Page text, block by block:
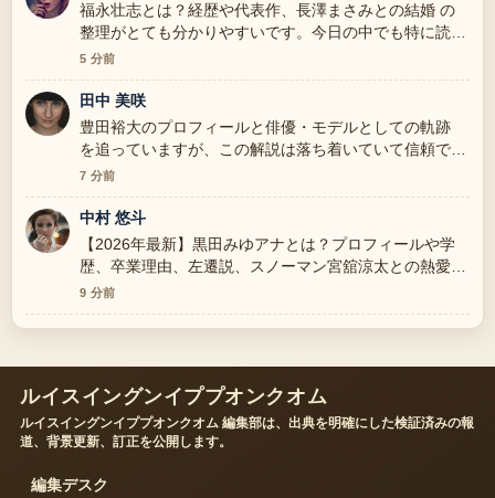
福永壮志とは？経歴や代表作、長澤まさみとの結婚 の
整理がとても分かりやすいです。今日の中でも特に読み
やすいです。
5 分前
田中 美咲
豊田裕大のプロフィールと俳優・モデルとしての軌跡
を追っていますが、この解説は落ち着いていて信頼でき
ます。
7 分前
中村 悠斗
【2026年最新】黒田みゆアナとは？プロフィールや学
歴、卒業理由、左遷説、スノーマン宮舘涼太との熱愛を
全解説 の背景説明が助かります。ライブ更新を続けて
ください。
9 分前
ルイスイングンイププオンクオム
ルイスイングンイププオンクオム 編集部は、出典を明確にした検証済みの報
道、背景更新、訂正を公開します。
編集デスク